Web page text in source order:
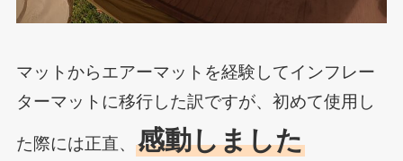
マットからエアーマットを経験してインフレー
ターマットに移行した訳ですが、初めて使用し
た際には正直、 感動しました